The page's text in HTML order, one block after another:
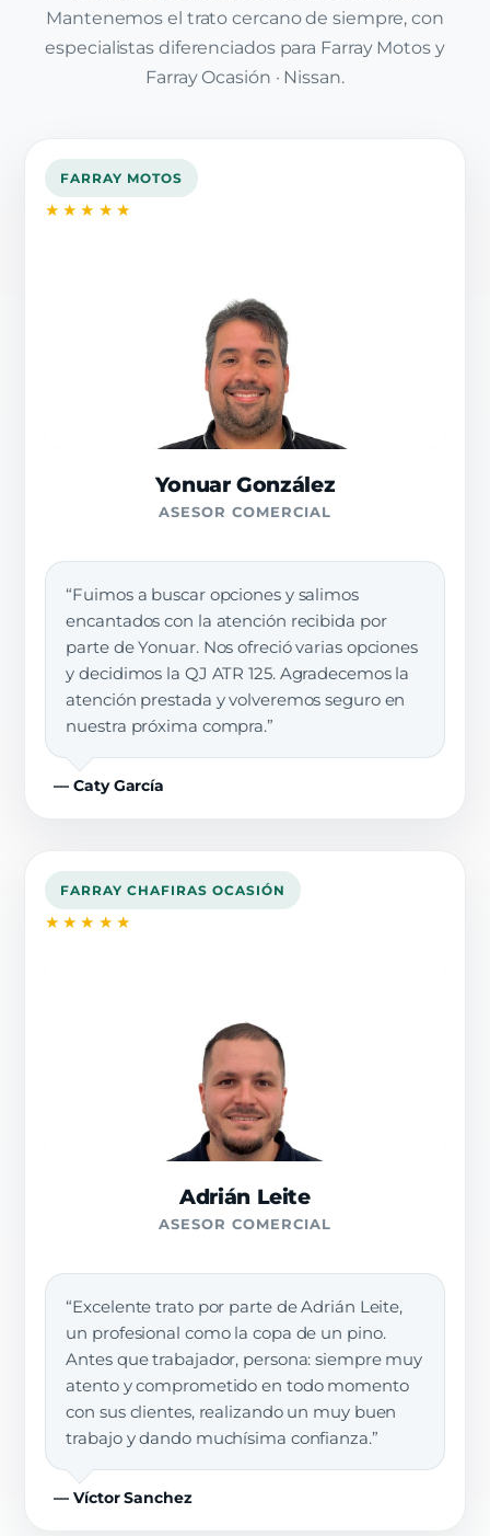
Mantenemos el trato cercano de siempre, con
especialistas diferenciados para Farray Motos y
Farray Ocasión · Nissan.
FARRAY MOTOS
★★★★★
Yonuar González
ASESOR COMERCIAL
“Fuimos a buscar opciones y salimos
encantados con la atención recibida por
parte de Yonuar. Nos ofreció varias opciones
y decidimos la QJ ATR 125. Agradecemos la
atención prestada y volveremos seguro en
nuestra próxima compra.”
— Caty García
FARRAY CHAFIRAS OCASIÓN
★★★★★
Adrián Leite
ASESOR COMERCIAL
“Excelente trato por parte de Adrián Leite,
un profesional como la copa de un pino.
Antes que trabajador, persona: siempre muy
atento y comprometido en todo momento
con sus clientes, realizando un muy buen
trabajo y dando muchísima confianza.”
— Víctor Sanchez